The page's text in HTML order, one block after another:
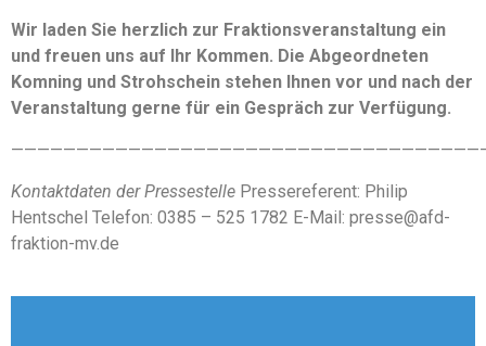
Wir laden Sie herzlich zur Fraktionsveranstaltung ein
und freuen uns auf Ihr Kommen. Die Abgeordneten
Komning und Strohschein stehen Ihnen vor und nach der
Veranstaltung gerne für ein Gespräch zur Verfügung.
Kontaktdaten der Pressestelle Pressereferent: Philip
Hentschel Telefon: 0385 – 525 1782 E-Mail: presse@afd-
fraktion-mv.de